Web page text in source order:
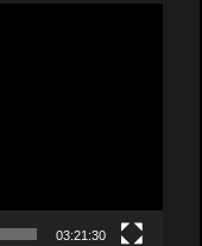
03:21:30